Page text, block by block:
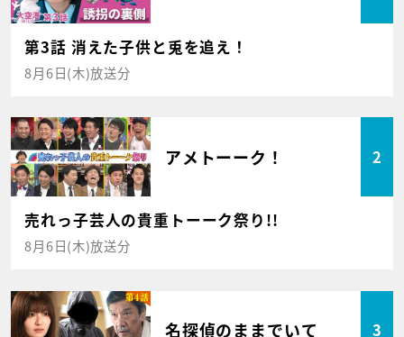
第3話 消えた子供と兎を追え！
8月6日(木)放送分
アメトーーク！ 2
売れっ子芸人の貴重トーーク祭り!!
8月6日(木)放送分
名探偵のままでいて 3